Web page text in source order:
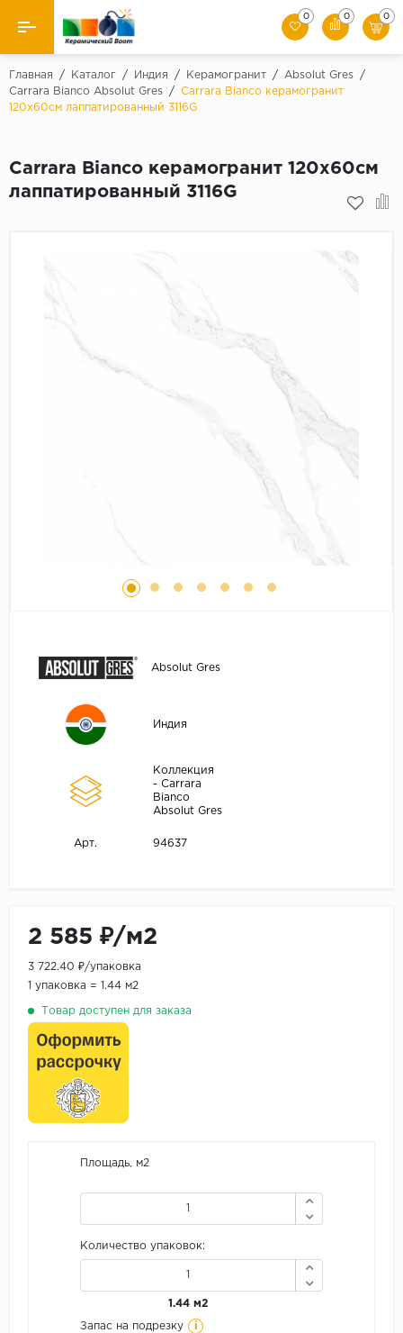
Назад
Производители
Керамогранит
Искусственный камень
0 0 0
Главная / Каталог / Индия / Керамогранит / Absolut Gres
/
Carrara Bianco Absolut Gres
/
Carrara Bianco керамогранит
120x60см лаппатированный 3116G
Carrara Bianco керамогранит 120x60см
лаппатированный 3116G
Absolut Gres
Индия
Коллекция
- Carrara
Bianco
Absolut Gres
Арт. 94637
2 585 ₽/м2
3 722.40 ₽/упаковка
1 упаковка = 1.44 м2
Товар доступен для заказа
Площадь, м2
Количество упаковок:
1.44 м2
Запас на подрезку i